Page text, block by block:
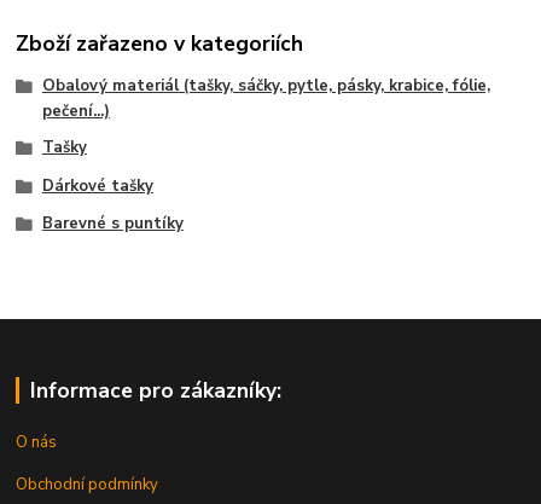
Zboží zařazeno v kategoriích
Obalový materiál (tašky, sáčky, pytle, pásky, krabice, fólie,
pečení...)
Tašky
Dárkové tašky
Barevné s puntíky
Informace pro zákazníky:
O nás
Obchodní podmínky